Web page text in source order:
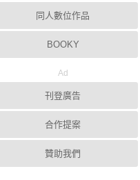
同人數位作品
BOOKY
Ad
刊登廣告
合作提案
贊助我們